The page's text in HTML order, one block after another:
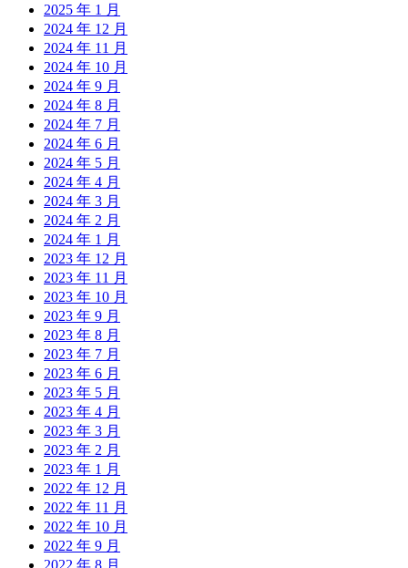
2025 年 1 月
2024 年 12 月
2024 年 11 月
2024 年 10 月
2024 年 9 月
2024 年 8 月
2024 年 7 月
2024 年 6 月
2024 年 5 月
2024 年 4 月
2024 年 3 月
2024 年 2 月
2024 年 1 月
2023 年 12 月
2023 年 11 月
2023 年 10 月
2023 年 9 月
2023 年 8 月
2023 年 7 月
2023 年 6 月
2023 年 5 月
2023 年 4 月
2023 年 3 月
2023 年 2 月
2023 年 1 月
2022 年 12 月
2022 年 11 月
2022 年 10 月
2022 年 9 月
2022 年 8 月